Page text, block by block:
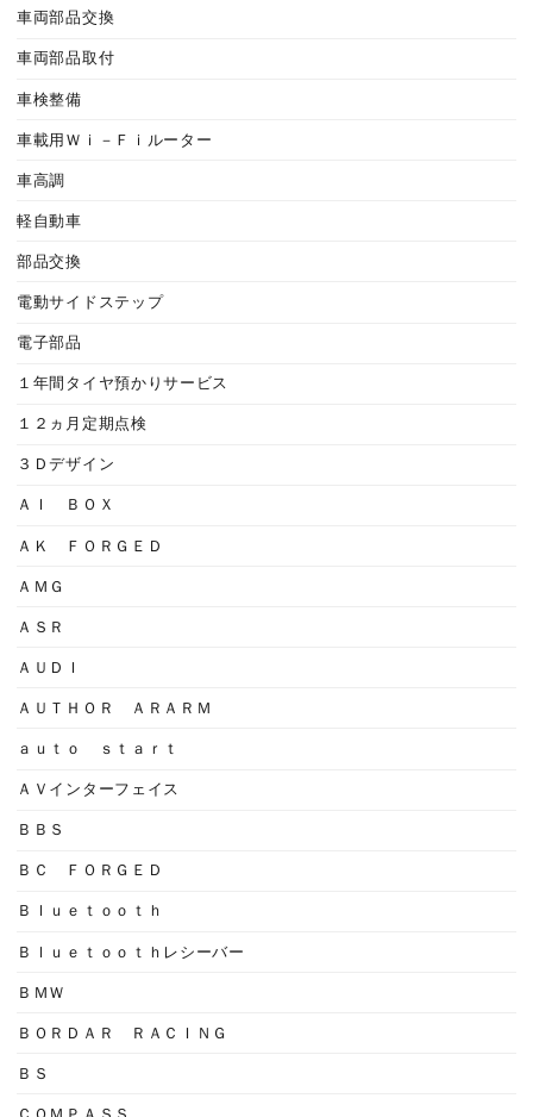
車両部品交換
車両部品取付
車検整備
車載用Ｗｉ－Ｆｉルーター
車高調
軽自動車
部品交換
電動サイドステップ
電子部品
１年間タイヤ預かりサービス
１２ヵ月定期点検
３Ｄデザイン
ＡＩ ＢＯＸ
ＡＫ ＦＯＲＧＥＤ
ＡＭＧ
ＡＳＲ
ＡＵＤＩ
ＡＵＴＨＯＲ ＡＲＡＲＭ
ａｕｔｏ ｓｔａｒｔ
ＡＶインターフェイス
ＢＢＳ
ＢＣ ＦＯＲＧＥＤ
Ｂｌｕｅｔｏｏｔｈ
Ｂｌｕｅｔｏｏｔｈレシーバー
ＢＭＷ
ＢＯＲＤＡＲ ＲＡＣＩＮＧ
ＢＳ